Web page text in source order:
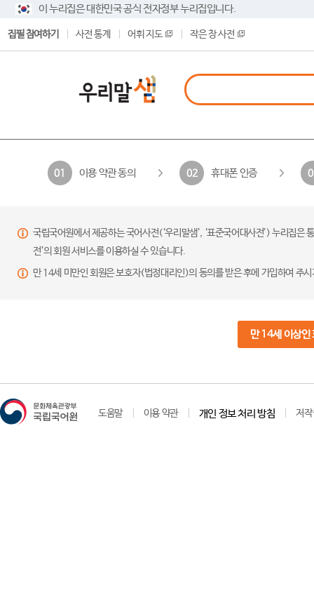
이 누리집은 대한민국 공식 전자정부 누리집입니다.
집필 참여하기 사전 통계 어휘 지도 작은 창 사전
01 이용 약관 동의 02 휴대폰 인증
국립국어원에서 제공하는 국어사전(‘우리말샘’, ‘표준국어대사전’) 누리집
전’의 회원 서비스를 이용하실 수 있습니다.
만 14세 미만인 회원은 보호자(법정대리인)의 동의를 받은 후에 가입하여 주
만 14세 이상인
도움말 이용 약관 개인 정보 처리 방침 저